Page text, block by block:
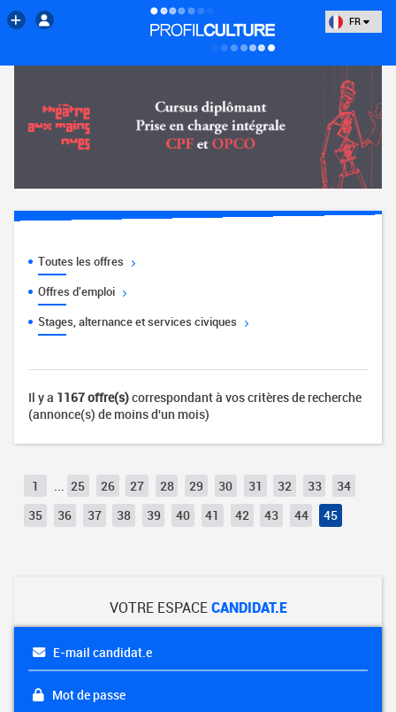
FR
Toutes les offres
Offres d'emploi
Stages, alternance et services civiques
Il y a 1167 offre(s)correspondant à vos critères de recherche
(annonce(s) de moins d'un mois)
1 25 26 27 28 29 30 31 32 33
34
35
36 37 38 39 40 41 42 43 44 45
VOTRE ESPACECANDIDAT.E
E-mail candidat.e
Mot de passe